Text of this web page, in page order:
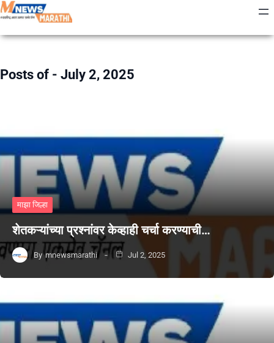
Posts of - July 2, 2025
माझा जिल्हा
शेतकऱ्यांच्या प्रश्नांवर केव्हाही चर्चा करण्याची…
By mnewsmarathi Jul 2, 2025